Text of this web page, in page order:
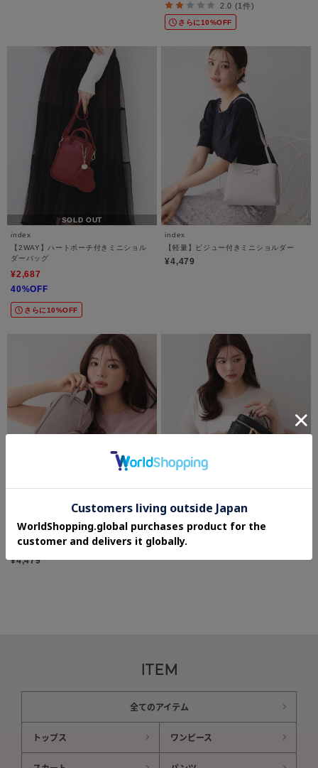
2.0 (1件)
さらに10%OFF
SOLD OUT
index
【2WAY】ハートポーチ付きミニショル
ダーバッグ
¥2,687
40%OFF
さらに10%OFF
index
【軽量】ビジュー付きミニショルダー
¥4,479
index
【2WAY】ハートポーチ付きミニショル
ダーバッグ
¥4,479
index
【2WAY】キルティングバニティバッグ
¥4,979
ITEM
全てのアイテム
トップス ワンピース